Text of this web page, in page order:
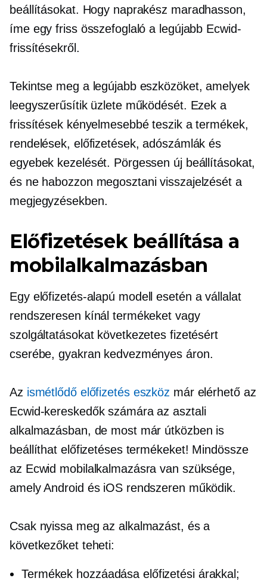
beállításokat. Hogy naprakész maradhasson,
íme egy friss összefoglaló a legújabb Ecwid-
frissítésekről.
Tekintse meg a legújabb eszközöket, amelyek
leegyszerűsítik üzlete működését. Ezek a
frissítések kényelmesebbé teszik a termékek,
rendelések, előfizetések, adószámlák és
egyebek kezelését. Pörgessen új beállításokat,
és ne habozzon megosztani visszajelzését a
megjegyzésekben.
Előfizetések beállítása a
mobilalkalmazásban
Egy előfizetés-alapú modell esetén a vállalat
rendszeresen kínál termékeket vagy
szolgáltatásokat következetes fizetésért
cserébe, gyakran kedvezményes áron.
Az ismétlődő előfizetés eszköz már elérhető az
Ecwid-kereskedők számára az asztali
alkalmazásban, de most már útközben is
beállíthat előfizetéses termékeket! Mindössze
az Ecwid mobilalkalmazásra van szüksége,
amely Android és iOS rendszeren működik.
Csak nyissa meg az alkalmazást, és a
következőket teheti:
Termékek hozzáadása előfizetési árakkal;